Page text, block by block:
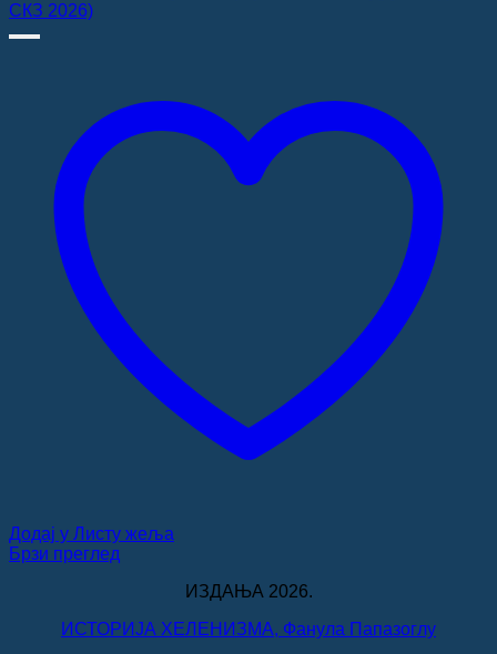
Додај у Листу жеља
Брзи преглед
ИЗДАЊА 2026.
ИСТОРИЈА ХЕЛЕНИЗМА, Фанула Папазоглу